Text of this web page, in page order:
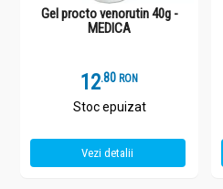
Gel procto venorutin 40g -
MEDICA
12.8 RON
Stoc epuizat
Vezi detalii